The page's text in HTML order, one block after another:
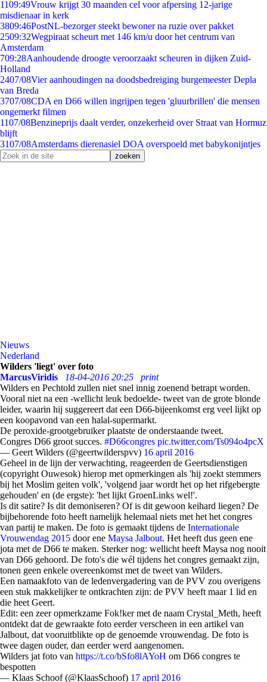
1109:49Vrouw krijgt 30 maanden cel voor afpersing 12-jarige
misdienaar in kerk
3809:46PostNL-bezorger steekt bewoner na ruzie over pakket
2509:32Wegpiraat scheurt met 146 km/u door het centrum van
Amsterdam
709:28Aanhoudende droogte veroorzaakt scheuren in dijken Zuid-
Holland
2407/08Vier aanhoudingen na doodsbedreiging burgemeester Depla
van Breda
3707/08CDA en D66 willen ingrijpen tegen 'gluurbrillen' die mensen
ongemerkt filmen
1107/08Benzineprijs daalt verder, onzekerheid over Straat van Hormuz
blijft
3107/08Amsterdams dierenasiel DOA overspoeld met babykonijntjes
Nieuws
Nederland
Wilders 'liegt' over foto
MarcusViridis
18-04-2016 20:25
print
Wilders en Pechtold zullen niet snel innig zoenend betrapt worden.
Vooral niet na een -wellicht leuk bedoelde- tweet van de grote blonde
leider, waarin hij suggereert dat een D66-bijeenkomst erg veel lijkt op
een koopavond van een halal-supermarkt.
De peroxide-grootgebruiker plaatste de onderstaande tweet.
Congres D66 groot succes. #D66congres pic.twitter.com/Ts094o4pcX
— Geert Wilders (@geertwilderspvv) 16 april 2016
Geheel in de lijn der verwachting, reageerden de Geertsdienstigen
(copyright Ouwesok) hierop met opmerkingen als 'hij zoekt stemmers
bij het Moslim geiten volk', 'volgend jaar wordt het op het rifgebergte
gehouden' en (de ergste): 'het lijkt GroenLinks wel!'.
Is dit satire? Is dit demoniseren? Of is dit gewoon keihard liegen? De
bijbehorende foto heeft namelijk helemaal niets met het het congres
van partij te maken. De foto is gemaakt tijdens de Internationale
Vrouwendag 2015 door ene Maysa Jalbout. Het heeft dus geen ene
jota met de D66 te maken. Sterker nog: wellicht heeft Maysa nog nooit
van D66 gehoord. De foto's die wél tijdens het congres gemaakt zijn,
tonen geen enkele overeenkomst met de tweet van Wilders.
Een namaakfoto van de ledenvergadering van de PVV zou overigens
een stuk makkelijker te ontkrachten zijn: de PVV heeft maar 1 lid en
die heet Geert.
Edit: een zeer opmerkzame Fok!ker met de naam Crystal_Meth, heeft
ontdekt dat de gewraakte foto eerder verscheen in een artikel van
Jalbout, dat vooruitblikte op de genoemde vrouwendag. De foto is
twee dagen ouder, dan eerder werd aangenomen.
Wilders jat foto van https://t.co/bSfo8lAYoH om D66 congres te
bespotten
— Klaas Schoof (@KlaasSchoof) 17 april 2016